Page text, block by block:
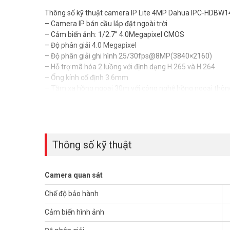
Thông số kỹ thuật camera IP Lite 4MP Dahua IPC-
– Camera IP bán cầu lắp đặt ngoài trời
– Cảm biến ảnh: 1/2.7” 4.0Megapixel CMOS
– Độ phân giải 4.0 Megapixel
– Độ phân giải ghi hình 25/30fps@8MP(3840×2160)
– Hỗ trợ mã hóa 2 luồng với định dạng H.265 và H.264
– Ống kính cố định 3.6mm
– Hỗ trợ xem hình bằng nhiều công cụ: Web, phần mềm
– Chuẩn chống nước IP67, IK10
– Điện áp DC12V hoặc PoE (802.3af), công suất 6W
– Xuất xứ Trung Quốc
Quý khách có nhu cầu tư vấn và giá bán camera HDCVI
ưu đãi tốt nhất. Tham khảo tại website
Tham khảo các kênh thông tin khác:
Thông số kỹ thuật
Camera quan sát
Chế độ bảo hành
Cảm biến hình ảnh